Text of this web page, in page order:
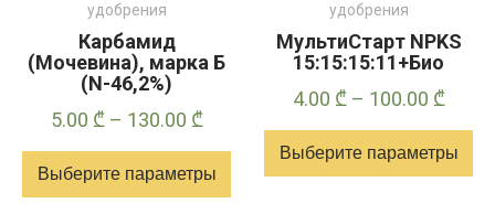
удобрения
Карбамид
(Мочевина), марка Б
(N-46,2%)
5.00 ₾ – 130.00 ₾Диапазон
цен:
5.00 ₾
Выберите параметры
удобрения
МультиСтарт NPKS
15:15:15:11+Био
4.00 ₾ – 100.00 ₾
цен:
4.00
Выберите параметры